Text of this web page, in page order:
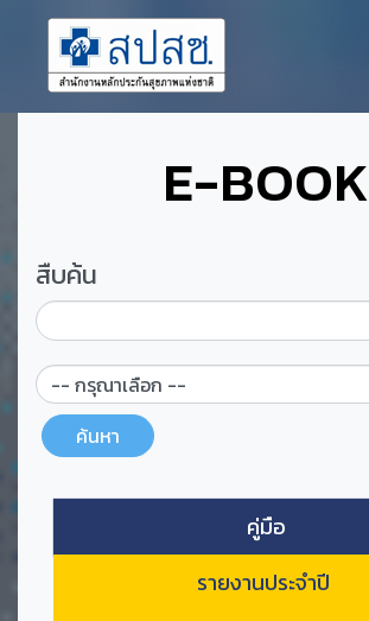
E-BOOK
สืบค้น
คู่มือ
รายงานประจำปี